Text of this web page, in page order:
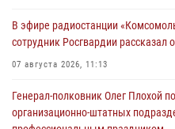
В эфире радиостанции
сотрудник Росгвардии рассказал
07 августа 2026, 11:13
Генерал-полковник Олег Плохой
организационно-штатных